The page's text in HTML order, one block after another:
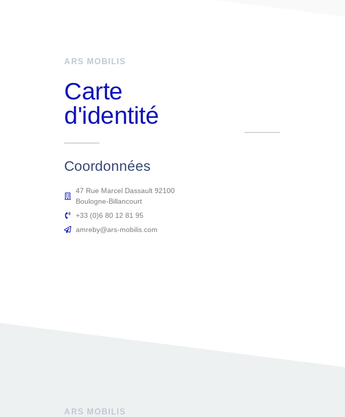
ARS MOBILIS
Carte
d'identité
Coordonnées
47 Rue Marcel Dassault 92100
Boulogne-Billancourt
+33 (0)6 80 12 81 95
amreby@ars-mobilis.com
ARS MOBILIS